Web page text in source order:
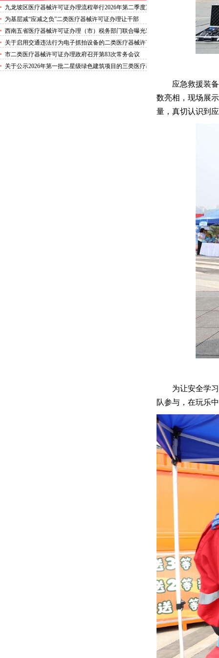
九龙坡区医疗器械许可证办理流程举行2026年第二季度重
点招商项目集中签约活动共签约项目12个合同投资额
101.76亿元
为基层减“应减之负”二类医疗器械许可证办理让干部
尽“应尽之责”
西南五省医疗器械许可证办理（市）税务部门联合曝光5
起私户收款隐匿收入偷税案件
关于启用交通违法行为电子抓拍设备的二类医疗器械许可
证办理公示
市二类医疗器械许可证办理政府召开第83次常务会议
关于公示2026年第一批二星级绿色建筑项目的三类医疗器
应急救援装
数亮相，现场展
量，真切认识到
为让安全学
队参与，在玩乐